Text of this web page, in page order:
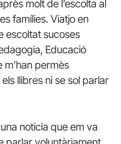
molt de l’escolta al
famílies. Viatjo en
escoltat sucoses
Educació
m’han permès
llibres ni se sol parlar
notícia que em va